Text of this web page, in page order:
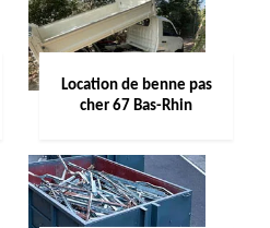
Location de benne pas
cher 67 Bas-Rhin